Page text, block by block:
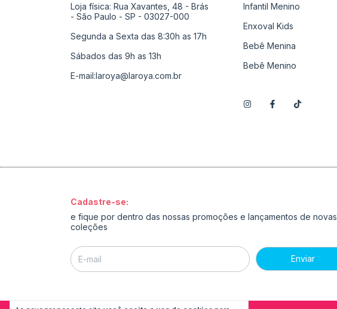
Loja física: Rua Xavantes, 48 - Brás
- São Paulo - SP - 03027-000
Segunda a Sexta das 8:30h as 17h
Sábados das 9h as 13h
E-mail:laroya@laroya.com.br
Infantil Menino
Enxoval Kids
Bebê Menina
Bebê Menino
Cadastre-se:
e fique por dentro das nossas promoções e lançamentos de novas
coleções